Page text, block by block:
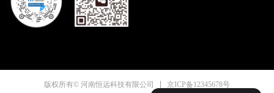
版权所有© 河南恒远科技有限公司 京ICP备12345678号